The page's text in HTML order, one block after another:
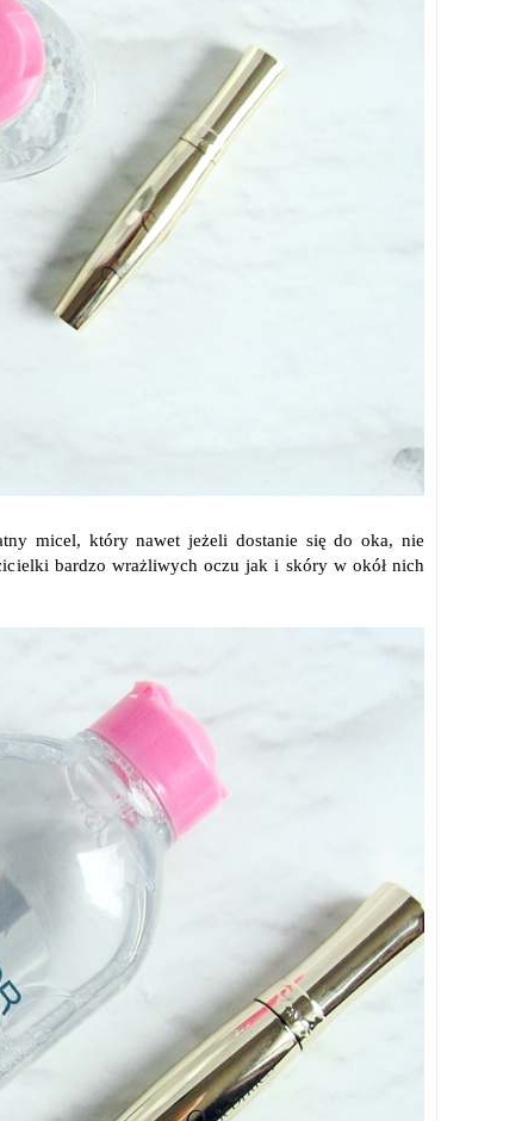
micel, który nawet jeżeli dostanie się do oka, nie
bardzo wrażliwych oczu jak i skóry w okół nich